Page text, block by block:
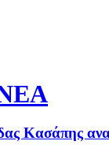
Κασάπης